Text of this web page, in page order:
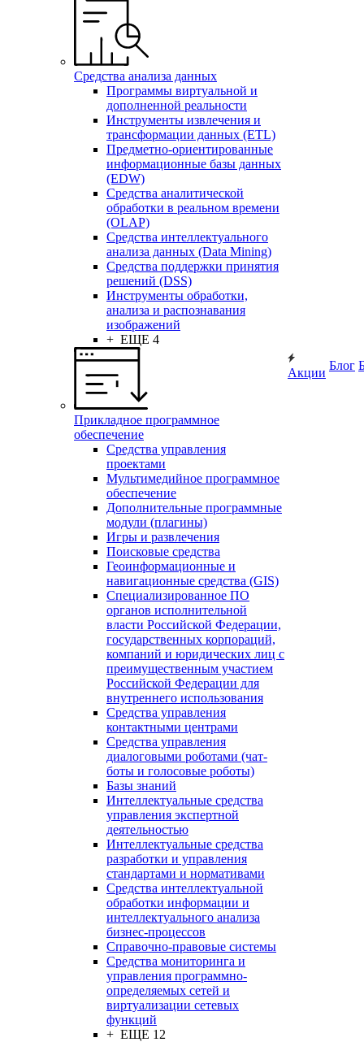
Средства анализа данных
Программы виртуальной и
дополненной реальности
Инструменты извлечения и
трансформации данных (ETL)
Предметно-ориентированные
информационные базы данных
(EDW)
Средства аналитической
обработки в реальном времени
(OLAP)
Средства интеллектуального
анализа данных (Data Mining)
Средства поддержки принятия
решений (DSS)
Инструменты обработки,
анализа и распознавания
изображений
+ ЕЩЕ 4
Прикладное программное
обеспечение
Средства управления
проектами
Мультимедийное программное
обеспечение
Дополнительные программные
модули (плагины)
Игры и развлечения
Поисковые средства
Геоинформационные и
навигационные средства (GIS)
Специализированное ПО
органов исполнительной
власти Российской Федерации,
государственных корпораций,
компаний и юридических лиц с
преимущественным участием
Российской Федерации для
внутреннего использования
Средства управления
контактными центрами
Средства управления
диалоговыми роботами (чат-
боты и голосовые роботы)
Базы знаний
Интеллектуальные средства
управления экспертной
деятельностью
Интеллектуальные средства
разработки и управления
стандартами и нормативами
Средства интеллектуальной
обработки информации и
интеллектуального анализа
бизнес-процессов
Справочно-правовые системы
Средства мониторинга и
управления программно-
определяемых сетей и
виртуализации сетевых
функций
+ ЕЩЕ 12
Акции
Блог